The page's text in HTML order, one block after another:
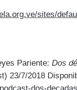
sites/
Pariente: Dos
23/7/2018